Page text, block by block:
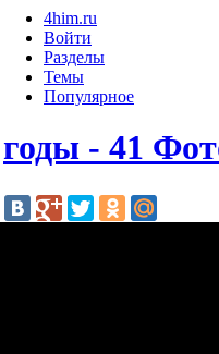
4him.ru
Войти
Разделы
Темы
Популярное
годы - 41